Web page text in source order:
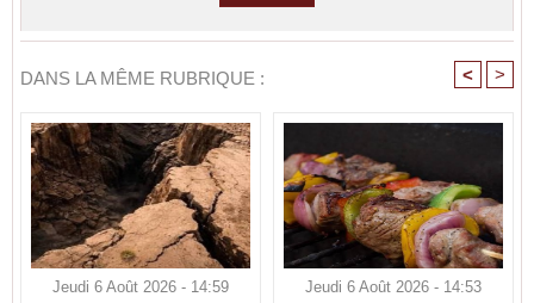
DANS LA MÊME RUBRIQUE : < >
Jeudi 6 Août 2026 - 14:59 Jeudi 6 Août 2026 - 14:53